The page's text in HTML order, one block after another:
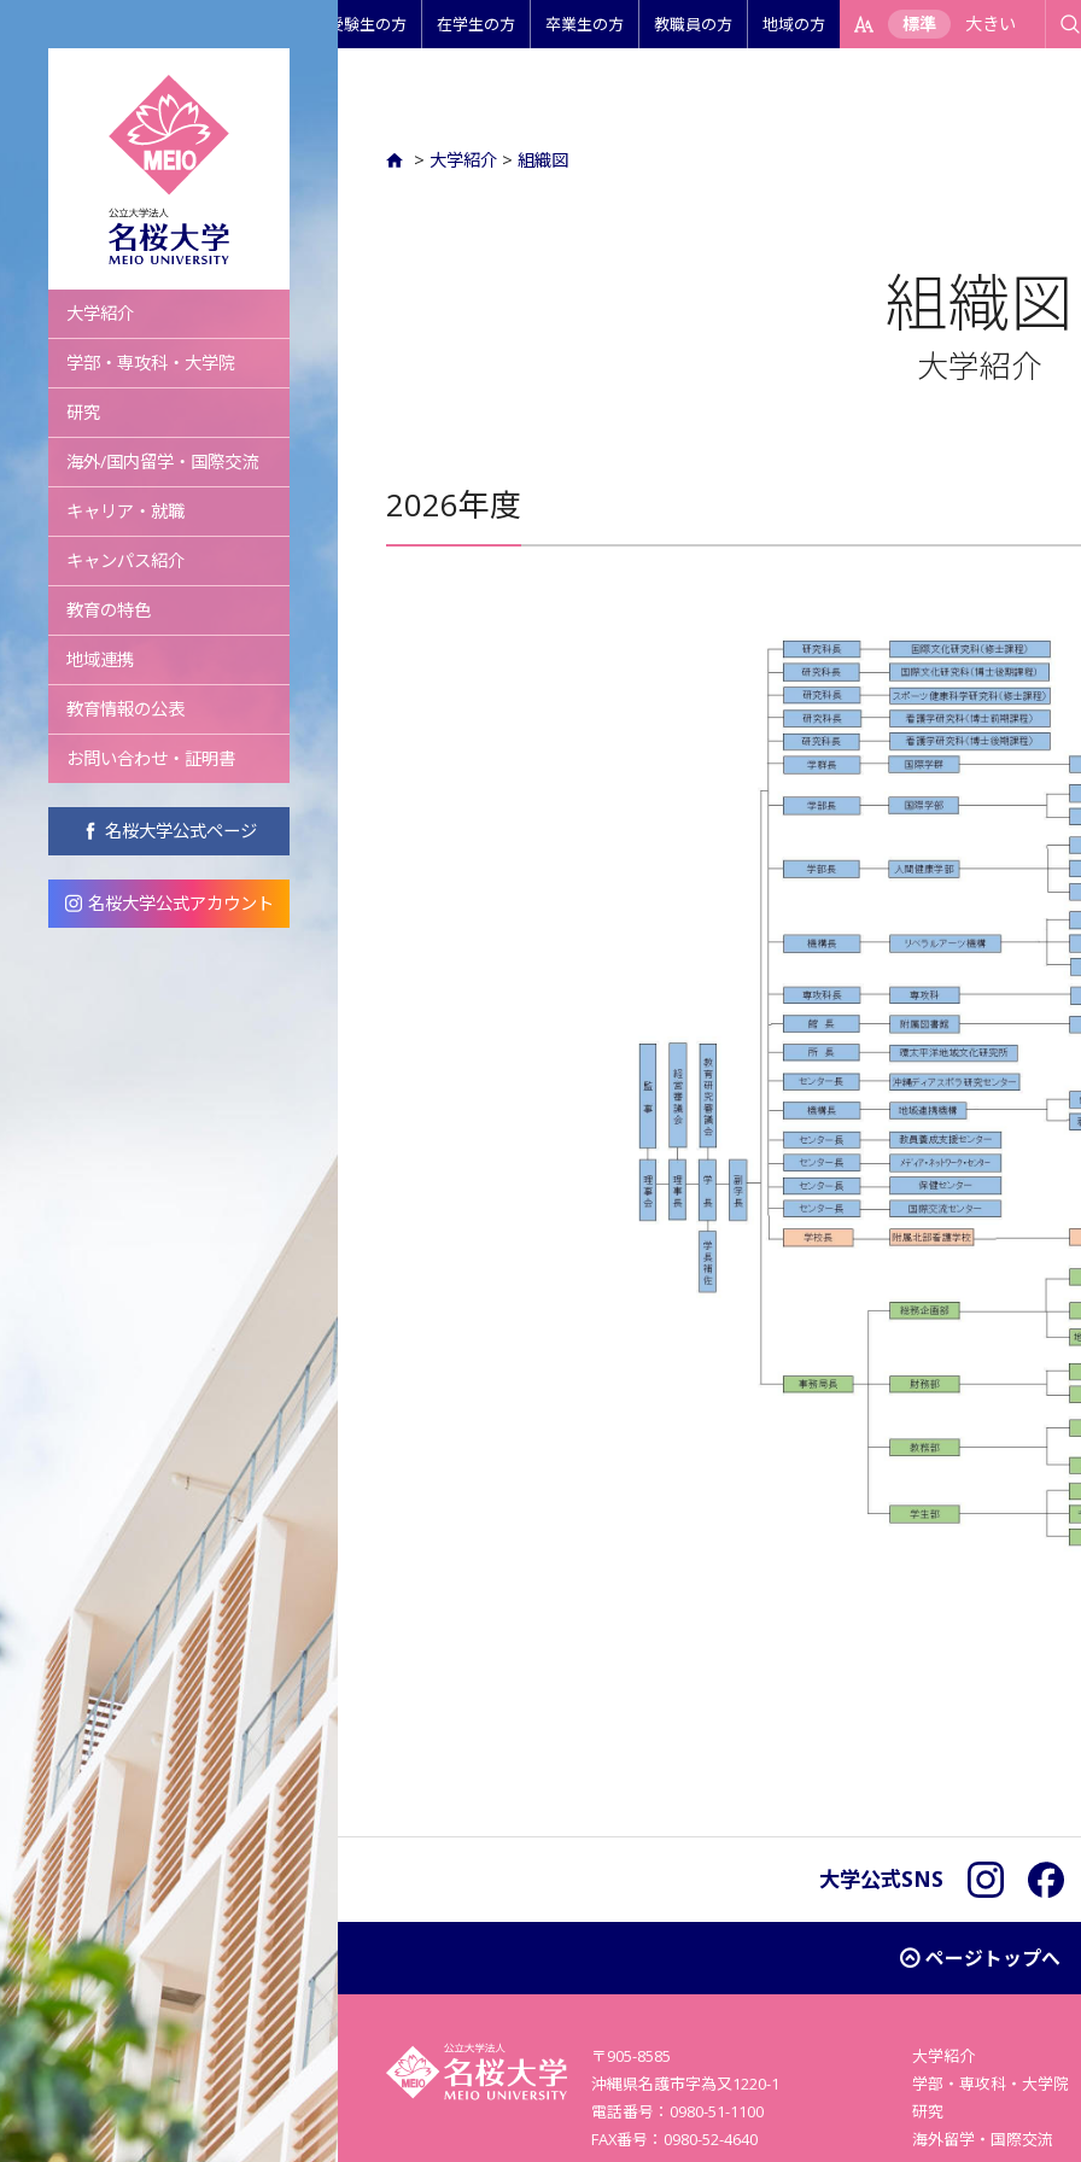
受験生の方 在学生の方 卒業生の方 教職員の方 地域の方 標準 大きい
名桜大学
大学紹介
学部・専攻科・大学院
研究
海外/国内留学・国際交流
キャリア・就職
キャンパス紹介
教育の特色
地域連携
教育情報の公表
お問い合わせ・証明書
名桜大学公式ページ
名桜大学公式アカウント
> 大学紹介 > 組織図
組織図
大学紹介
2026年度
大学公式SNS Instagram
ページトップへ
〒905-8585
沖縄県名護市字為又1220-1
電話番号：0980-51-1100
FAX番号：0980-52-4640
大学紹介
学部・専攻科・大学院
研究
海外留学・国際交流